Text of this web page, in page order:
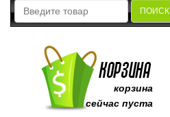
ПОИСК
корзина
сейчас пуста